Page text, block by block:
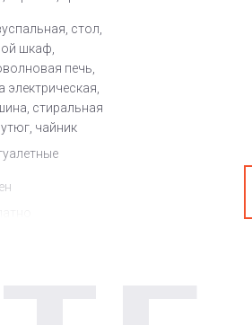
стол,
шкаф,
печь,
электрическая,
стиральная
чайник